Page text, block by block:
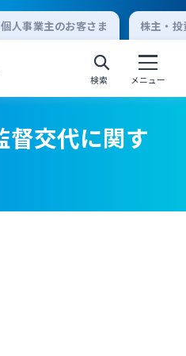
人事業主のお客さま 株主・
検索 メニュー
ネットバンキング
オン
ットバンキング
督交代に関す